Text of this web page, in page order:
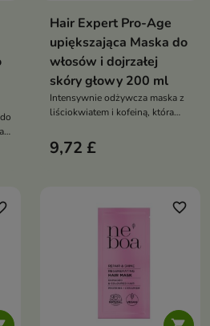
Hair Expert Pro-Age
upiększająca Maska do
włosów i dojrzałej
skóry głowy 200 ml
Intensywnie odżywcza maska z
liściokwiatem i kofeiną, która
sprężystość, miękkość i
jedwabistą gładkość już po
9,72 £
favorite_border